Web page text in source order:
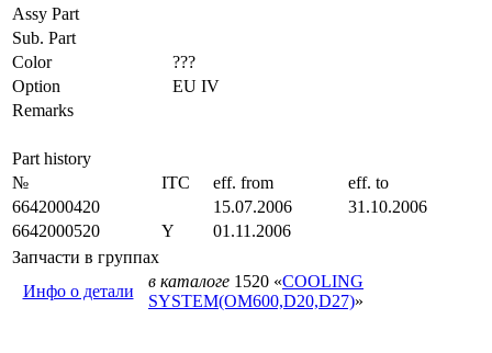
Assy Part
Sub. Part
Color
???
Option
EU IV
Remarks
Part history
№
ITC eff. from
eff. to
6642000420
15.07.2006
31.10.2006
6642000520
Y
01.11.2006
Запчасти в группах
Инфо о детали
в каталоге 1520 «COOLING
SYSTEM(OM600,D20,D27)»